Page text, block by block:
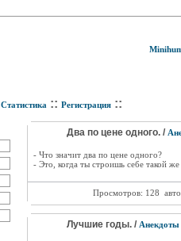
Статистика :: Регистрация ::
Два по цене одного. /
- Что значит два по цене одного?
- Это, когда ты строишь себе такой
Просмотров: 128
Лучшие годы. / Анекдоты